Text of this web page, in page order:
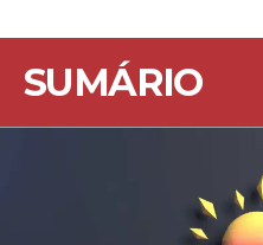
SUMÁRIO